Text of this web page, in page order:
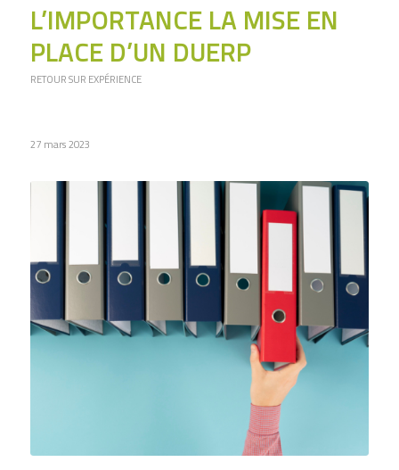
L’IMPORTANCE LA MISE EN
PLACE D’UN DUERP
RETOUR SUR EXPÉRIENCE
27 mars 2023